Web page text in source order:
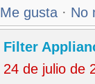
Me gusta · No
Filter
24 de julio de